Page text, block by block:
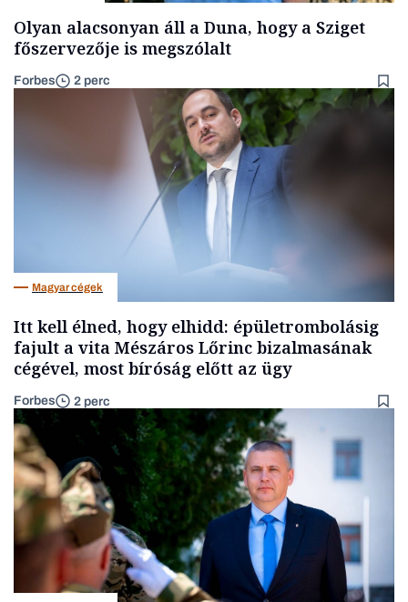
Olyan alacsonyan áll a Duna, hogy a Sziget
főszervezője is megszólalt
Forbes 2 perc
Magyar cégek
Itt kell élned, hogy elhidd: épületrombolásig
fajult a vita Mészáros Lőrinc bizalmasának
cégével, most bíróság előtt az ügy
Forbes 2 perc